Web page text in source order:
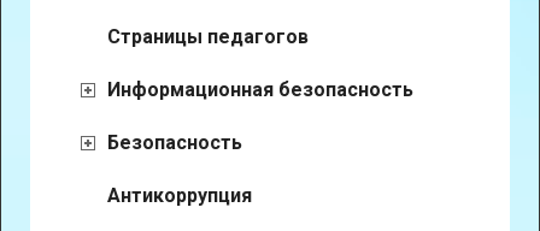
Страницы педагогов
Информационная безопасность
Безопасность
Антикоррупция